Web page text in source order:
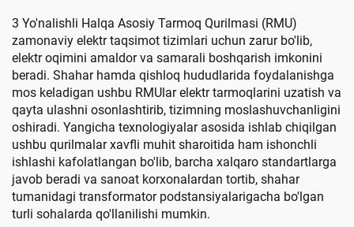
3 Yo'nalishli Halqa Asosiy Tarmoq Qurilmasi (RMU)
zamonaviy elektr taqsimot tizimlari uchun zarur bo'lib,
elektr oqimini amaldor va samarali boshqarish imkonini
beradi. Shahar hamda qishloq hududlarida foydalanishga
mos keladigan ushbu RMUlar elektr tarmoqlarini uzatish va
qayta ulashni osonlashtirib, tizimning moslashuvchanligini
oshiradi. Yangicha texnologiyalar asosida ishlab chiqilgan
ushbu qurilmalar xavfli muhit sharoitida ham ishonchli
ishlashi kafolatlangan bo'lib, barcha xalqaro standartlarga
javob beradi va sanoat korxonalardan tortib, shahar
tumanidagi transformator podstansiyalarigacha bo'lgan
turli sohalarda qo'llanilishi mumkin.